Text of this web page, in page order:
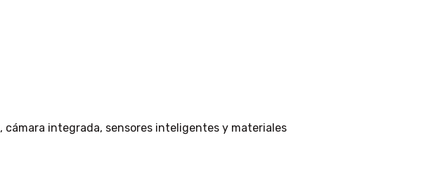
, cámara integrada, sensores inteligentes y materiales